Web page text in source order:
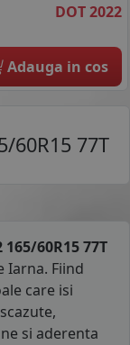
DOT 2022
Adauga in cos
60R15 77T
60R15 77T
Iarna. Fiind
care isi
si aderenta